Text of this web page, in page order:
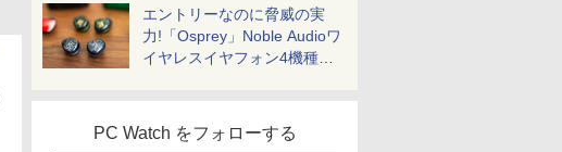
エントリーなのに脅威の実
力!「Osprey」Noble Audioワ
イヤレスイヤフォン4機種を
PC Watch をフォローする